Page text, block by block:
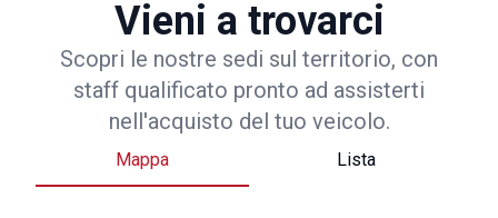
Vieni a trovarci
Scopri le nostre sedi sul territorio, con
staff qualificato pronto ad assisterti
nell'acquisto del tuo veicolo.
Mappa Lista